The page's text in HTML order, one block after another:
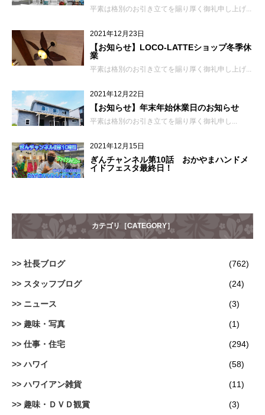
平素は格別のお引き立てを賜り厚く御礼申し上げ...
2021年12月23日
【お知らせ】LOCO-LATTEショップ冬季休
業
平素は格別のお引き立てを賜り厚く御礼申し上げ...
2021年12月22日
【お知らせ】年末年始休業日のお知らせ
平素は格別のお引き立てを賜り厚く御礼申し...
2021年12月15日
ぎんチャンネル第10話 おかやまハンドメ
イドフェスタ最終日！
カテゴリ［CATEGORY］
社長ブログ (762)
スタッフブログ (24)
ニュース (3)
趣味・写真 (1)
仕事・住宅 (294)
ハワイ (58)
ハワイアン雑貨 (11)
趣味・ＤＶＤ観賞 (3)